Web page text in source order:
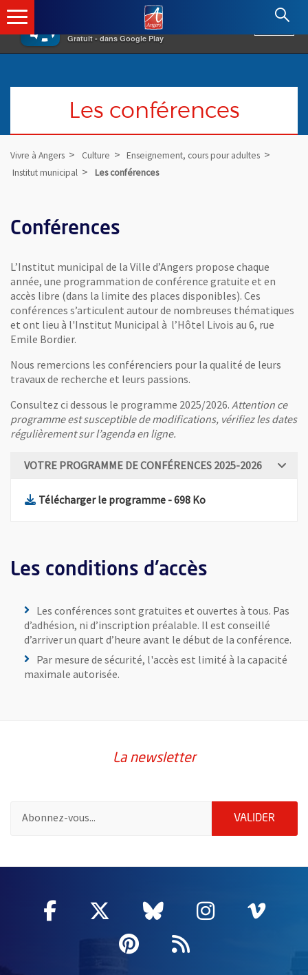
×
Gratuit - dans Google Play
Angers.fr : Retour à l'accueil
Les conférences
Vivre à Angers Culture
Enseignement, cours pour adultes
Institut municipal
Les conférences
Conférences
L’Institut municipal de la Ville d’Angers propose chaque
année, une programmation de conférence gratuite et en
accès libre (dans la limite des places disponibles). Ces
conférences s’articulent autour de nombreuses thématiques
et ont lieu à l'Institut Municipal à l’Hôtel Livois au 6, rue
Emile Bordier.
Nous remercions les conférenciers pour la qualité de leurs
travaux de recherche et leurs passions.
Consultez ci dessous le programme 2025/2026. Attention ce
programme est susceptible de modifications, vérifiez les dates
régulièrement sur l’agenda en ligne.
VOTRE PROGRAMME DE CONFÉRENCES 2025-2026
Télécharger le programme, Fichier au format Pdf
- 698 Ko, Ouvre une nouvelle
Les conditions d'accès
Les conférences sont gratuites et ouvertes à tous. Pas
d’adhésion, ni d’inscription préalable. Il est conseillé
d’arriver un quart d’heure avant le début de la conférence.
Par mesure de sécurité, l'accès est limité à la capacité
maximale autorisée.
La newsletter
VALIDER
Facebook
, Ouvre une nouvelle fenêtre
Twitter
, Ouvre une nouvelle
Bluesky
, Ouvre une
Instagram
, Ouvre
,
Pinterest
, Ouvre une
Flux RSS